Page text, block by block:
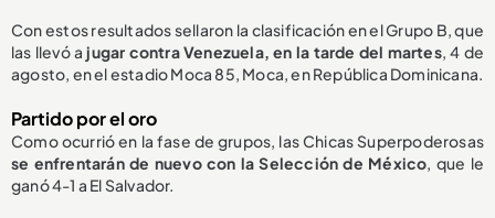
Con estos resultados sellaron la clasificación en el Grupo B, que
las llevó ajugar contra Venezuela, en la tarde del martes, 4 de
agosto, en el estadio Moca 85, Moca, en República Dominicana.
Partido por el oro
Como ocurrió en la fase de grupos, las Chicas Superpoderosas
se enfrentarán de nuevo con la Selección de México, que le
ganó 4-1 a El Salvador.